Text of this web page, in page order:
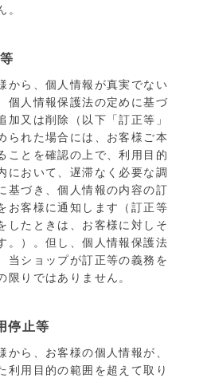
。
から、個人情報が真実でない
個人情報保護法の定めに基づ
加又は削除（以下「訂正等」
られた場合には、お客様ご本
ことを確認の上で、利用目的
において、遅滞なく必要な調
基づき、個人情報の内容の訂
お客様に通知します（訂正等
したときは、お客様に対しそ
。）。但し、個人情報保護法
当ショップが訂正等の義務を
限りではありません。
停止等
から、お客様の個人情報が、
利用目的の範囲を超えて取り